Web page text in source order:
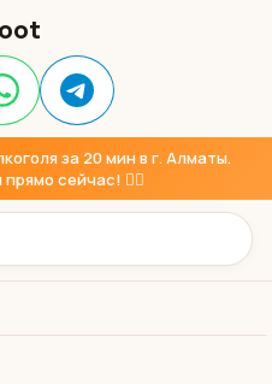
за 20 мин в г. Алматы.
сейчас! 👇🏼